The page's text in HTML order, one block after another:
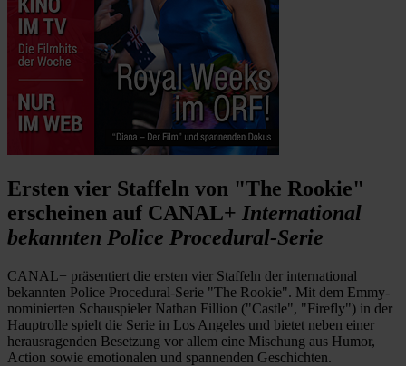
Ersten vier Staffeln von "The Rookie"
erscheinen auf CANAL+ International
bekannten Police Procedural-Serie
CANAL+ präsentiert die ersten vier Staffeln der international
bekannten Police Procedural-Serie "The Rookie". Mit dem Emmy-
nominierten Schauspieler Nathan Fillion ("Castle", "Firefly") in der
Hauptrolle spielt die Serie in Los Angeles und bietet neben einer
herausragenden Besetzung vor allem eine Mischung aus Humor,
Action sowie emotionalen und spannenden Geschichten.